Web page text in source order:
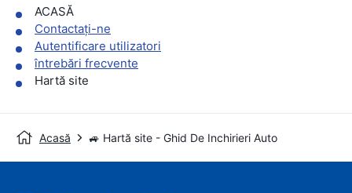
ACASĂ
Contactaţi-ne
Autentificare utilizatori
întrebări frecvente
Hartă site
Acasă 🚙 Hartă site - Ghid De Inchirieri Auto